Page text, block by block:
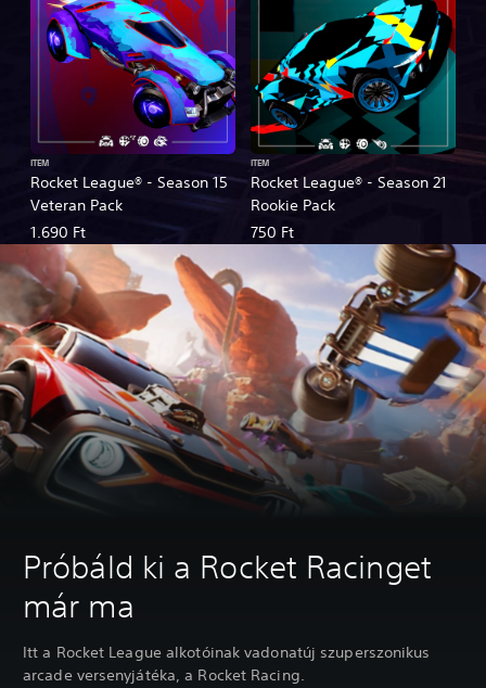
Rocket League® - Season 15
Veteran Pack
ITEM
1.690 Ft
Rocket League® - Season 21
Rookie Pack
ITEM
750 Ft
Próbáld ki a Rocket Racinget
már ma
Itt a Rocket League alkotóinak vadonatúj szuperszonikus
arcade versenyjátéka, a Rocket Racing.